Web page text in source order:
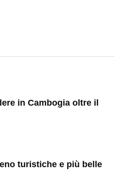
in Cambogia oltre il
turistiche e più belle